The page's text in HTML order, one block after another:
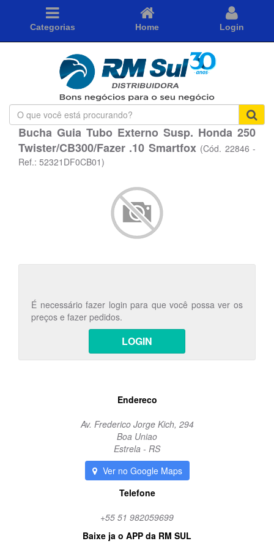
Categorias Home Login
O
que
você
está
procurando?
Bucha Guia Tubo Externo Susp. Honda 250
Twister/CB300/Fazer .10 Smartfox (Cód. 22846 -
Ref.: 52321DF0CB01)
É necessário fazer login para que você possa ver os
preços e fazer pedidos.
LOGIN
Endereco
Av. Frederico Jorge Kich, 294
Boa Uniao
Estrela - RS
Ver no Google Maps
Telefone
+55 51 982059699
Baixe ja o APP da RM SUL